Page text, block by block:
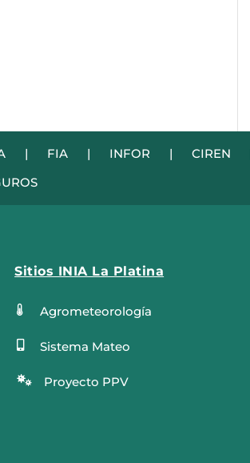
| FIA | INFOR | CIREN
Sitios INIA La Platina
 Agrometeorología
Sistema Mateo
 Proyecto PPV